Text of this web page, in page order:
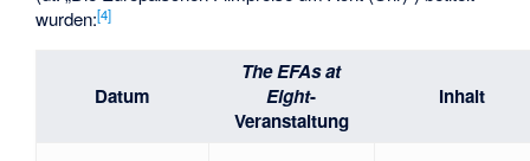
wurden:[4]
Datum
The EFAs at
Eight-
Veranstaltung
Inhalt